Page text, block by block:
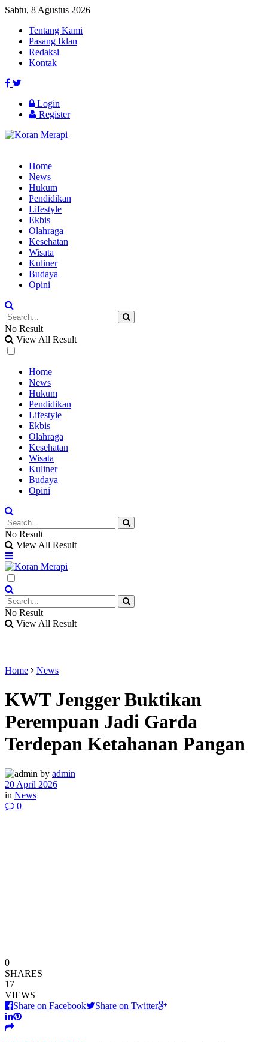
Sabtu, 8 Agustus 2026
Tentang Kami
Pasang Iklan
Redaksi
Kontak
Login
Register
Home
News
Hukum
Pendidikan
Lifestyle
Ekbis
Olahraga
Kesehatan
Wisata
Kuliner
Budaya
Opini
No Result
View All Result
Home
News
Hukum
Pendidikan
Lifestyle
Ekbis
Olahraga
Kesehatan
Wisata
Kuliner
Budaya
Opini
No Result
View All Result
No Result
View All Result
Home News
KWT Jengger Buktikan
Perempuan Jadi Garda
Terdepan Ketahanan Pangan
by admin
20 April 2026
in News
0
0
SHARES
17
VIEWS
Share on Facebook
Share on Twitter